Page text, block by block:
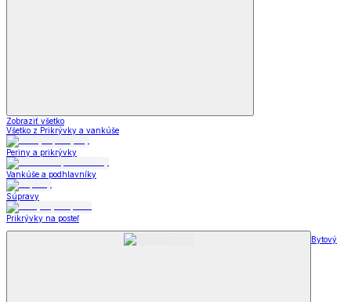
Zobraziť všetko
Všetko z Prikrývky a vankúše
Periny a prikrývky
Vankúše a podhlavníky
Súpravy
Prikrývky na posteľ
Bytový